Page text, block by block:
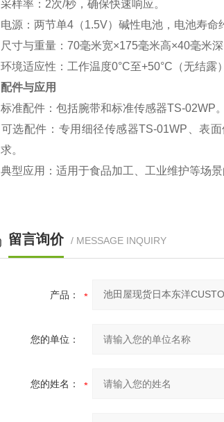
‌采样率‌：2次/秒，确保快速响应。
电源‌：两节单4（1.5V）碱性电池，电池寿命
尺寸与重量‌：70毫米宽×175毫米高×40毫米
环境适应性‌：工作温度0°C至+50°C（无结露
配件与应用
‌标准配件‌：包括腕带和标准传感器TS-02WP。
可选配件‌：专用细径传感器TS-01WP、表
求。
典型应用‌：适用于食品加工、工业维护等场
留言询价 / MESSAGE INQUIRY
产品：
您的单位：
您的姓名：